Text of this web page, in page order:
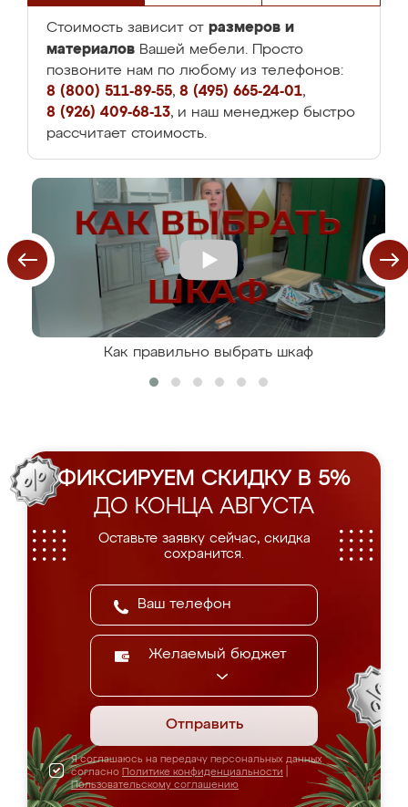
Стоимость зависит от размеров и
материалов Вашей мебели. Просто
позвоните нам по любому из телефонов:
8 (800) 511-89-55, 8 (495) 665-24-01,
8 (926) 409-68-13, и наш менеджер быстро
рассчитает стоимость.
Как правильно выбрать шкаф
ФИКСИРУЕМ СКИДКУ В 5%
ДО КОНЦА АВГУСТА
Оставьте заявку сейчас, скидка
сохранится.
Желаемый бюджет
Отправить
Я соглашаюсь на передачу персональных данных
согласно Политике конфиденциальности
Пользовательскому соглашению